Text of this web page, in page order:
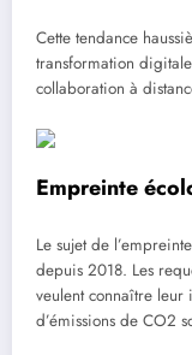
Cette tendance
transformation
collaboration à
Empreinte
Le sujet de
depuis 2018. Les
veulent connaître leur
d’émissions de CO2